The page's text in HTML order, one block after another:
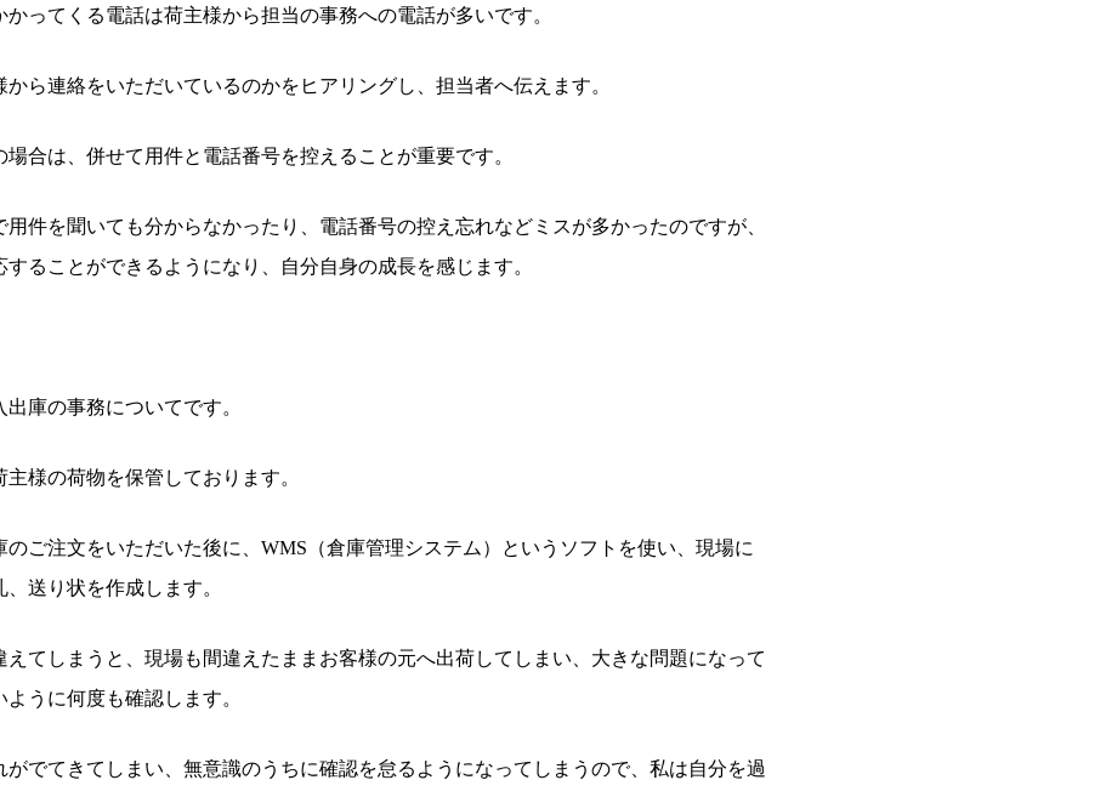
ってくる電話は荷主様から担当の事務への電話が多いです。
ら連絡をいただいているのかをヒアリングし、担当者へ伝えます。
場合は、併せて用件と電話番号を控えることが重要です。
件を聞いても分からなかったり、電話番号の控え忘れなどミスが多かったのですが、
ることができるようになり、自分自身の成長を感じます。
庫の事務についてです。
様の荷物を保管しております。
ご注文をいただいた後に、WMS（倉庫管理システム）というソフトを使い、現場に
送り状を作成します。
えてしまうと、現場も間違えたままお客様の元へ出荷してしまい、大きな問題になって
うに何度も確認します。
がでてきてしまい、無意識のうちに確認を怠るようになってしまうので、私は自分を過